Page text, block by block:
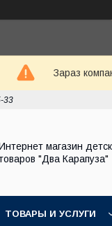
Зараз
33
магазин
"Два Карапуза"
ТОВАРЫ И УСЛУГИ